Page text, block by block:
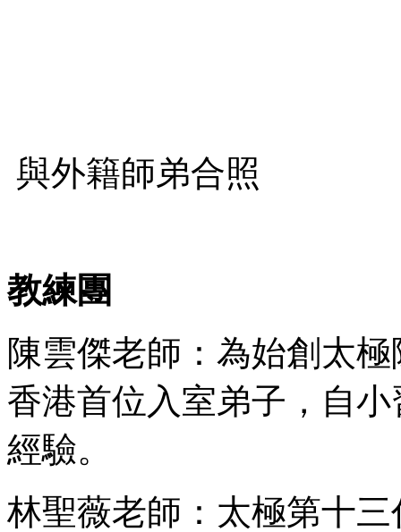
與外籍師弟合照
教練團
陳雲傑老師：為始創太
香港首位入室弟子，自
經驗。
林聖薇老師：太極第十